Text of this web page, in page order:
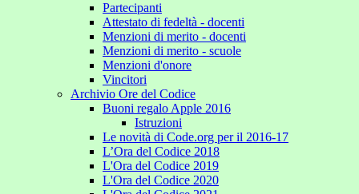
Partecipanti
Attestato di fedeltà - docenti
Menzioni di merito - docenti
Menzioni di merito - scuole
Menzioni d'onore
Vincitori
Archivio Ore del Codice
Buoni regalo Apple 2016
Istruzioni
Le novità di Code.org per il 2016-17
L’Ora del Codice 2018
L'Ora del Codice 2019
L'Ora del Codice 2020